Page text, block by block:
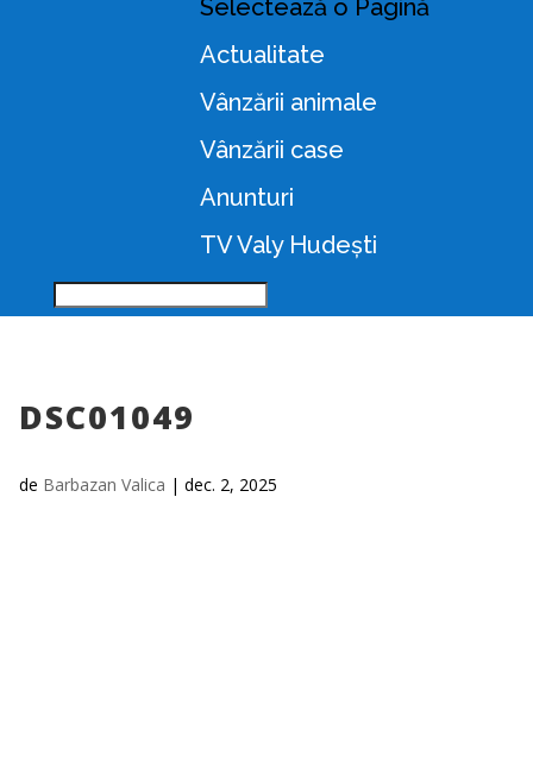
Selectează o Pagină
Actualitate
Vânzării animale
Vânzării case
Anunturi
TV Valy Hudești
DSC01049
de Barbazan Valica | dec. 2, 2025